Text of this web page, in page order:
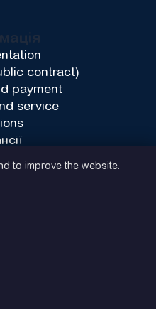
contract)
payment
service
to improve the website.